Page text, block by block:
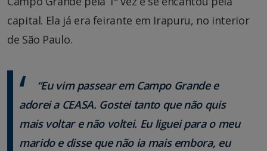
capital. Ela já era feirante em Irapuru, no interior
de São Paulo.
“Eu vim passear em Campo Grande e
adorei a CEASA. Gostei tanto que não quis
mais voltar e não voltei. Eu liguei para o meu
marido e disse que não ia mais embora, eu